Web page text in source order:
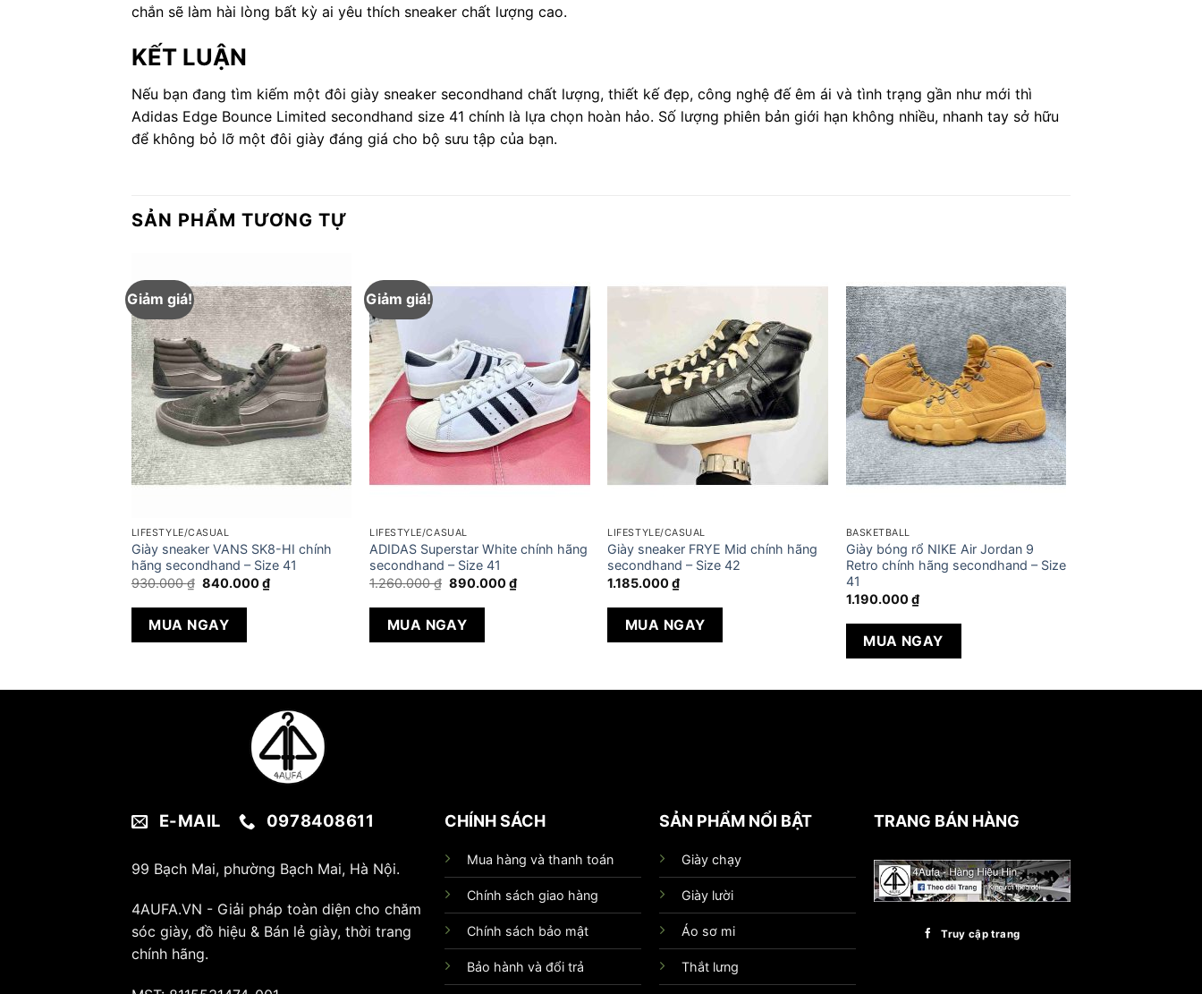
chắn sẽ làm hài lòng bất kỳ ai yêu thích sneaker chất lượng cao.
KẾT LUẬN
Nếu bạn đang tìm kiếm một đôi giày sneaker secondhand chất lượng, thiết kế đẹp, công nghệ đế êm ái và tình trạng gần như mới thì
Adidas Edge Bounce Limited secondhand size 41 chính là lựa chọn hoàn hảo. Số lượng phiên bản giới hạn không nhiều, nhanh tay sở hữu
để không bỏ lỡ một đôi giày đáng giá cho bộ sưu tập của bạn.
SẢN PHẨM TƯƠNG TỰ
Giảm giá!
LIFESTYLE/CASUAL
Giày sneaker VANS SK8-HI chính
hãng secondhand – Size 41
930.000₫ Giá
là:
930.000 ₫.
840.000₫Giá
MUA NGAY
Giảm giá!
LIFESTYLE/CASUAL
ADIDAS Superstar White chính hãng
secondhand – Size 41
1.260.000₫ Giá
là:
1.260.000 ₫.
890.000₫Giá
MUA NGAY
LIFESTYLE/CASUAL
Giày sneaker FRYE Mid chính hãng
secondhand – Size 42
1.185.000₫
MUA NGAY
BASKETBALL
Giày bóng rổ NIKE Air Jordan 9
Retro chính hãng secondhand – Size
41
1.190.000₫
MUA NGAY
E-MAIL 0978408611
99 Bạch Mai, phường Bạch Mai, Hà Nội.
4AUFA.VN - Giải pháp toàn diện cho chăm
sóc giày, đồ hiệu & Bán lẻ giày, thời trang
chính hãng.
CHÍNH SÁCH
Mua hàng và thanh toán
Chính sách giao hàng
Chính sách bảo mật
Bảo hành và đổi trả
SẢN PHẨM NỔI BẬT
Giày chạy
Giày lười
Áo sơ mi
Thắt lưng
TRANG BÁN HÀNG
Truy cập trang